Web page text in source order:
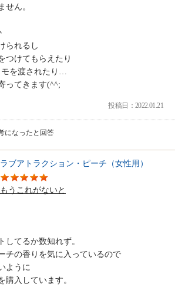
せん。
られるし
つけてもらえたり
を渡されたり…
ってきます(^^;
投稿日：2022.01.21
になったと回答
ラブアトラクション・ピーチ（女性用）
もうこれがないと
してるか数知れず。
チの香りを気に入っているので
ように
購入しています。